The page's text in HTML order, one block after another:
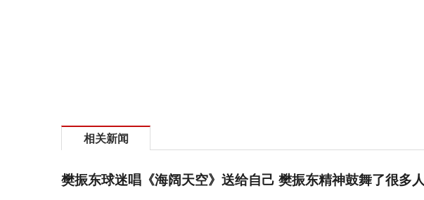
相关新闻
樊振东球迷唱《海阔天空》送给自己 樊振东精神鼓舞了很多人